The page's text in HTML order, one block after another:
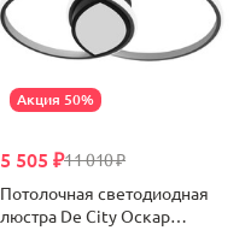
Акция 50%
11 010 ₽
5 505 ₽
Потолочная светодиодная
люстра De City Оскар